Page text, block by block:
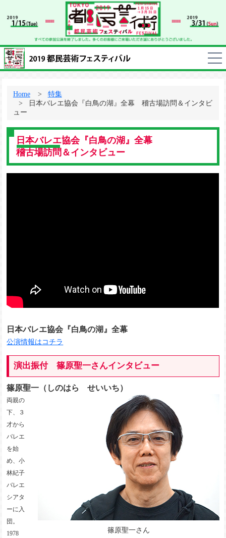
Home
特集
日本バレエ協会『白鳥の湖』全幕 稽古場訪問＆インタビ
ュー
日本バレエ協会『白鳥の湖』全幕
稽古場訪問＆インタビュー
日本バレエ協会『白鳥の湖』全幕
公演情報はコチラ
演出振付 篠原聖一さんインタビュー
篠原聖一（しのはら せいいち）
篠原聖一さん
両親の
下、３
才から
バレエ
を始
め、小
林紀子
バレエ
シアタ
ーに入
団。
1978